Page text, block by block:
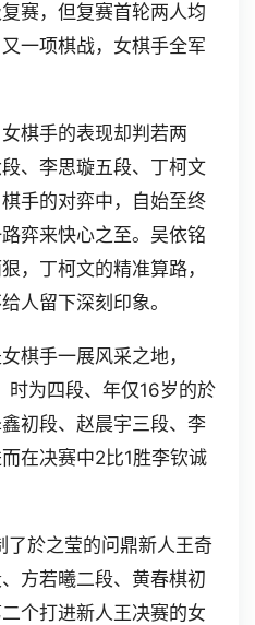
赛，但复赛首轮两人均
一项棋战，女棋手全军
棋手的表现却判若两
、李思璇五段、丁柯文
手的对弈中，自始至终
弈来快心之至。吴依铭
，丁柯文的精准算路，
人留下深刻印象。
棋手一展风采之地，
时为四段、年仅16岁的於
初段、赵晨宇三段、李
在决赛中2比1胜李钦诚
於之莹的问鼎新人王奇
方若曦二段、黄春棋初
个打进新人王决赛的女